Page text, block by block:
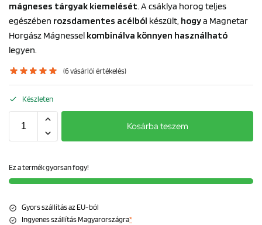
mágneses tárgyak kiemelését. A csáklya horog teljes
egészében rozsdamentes acélból készült, hogya Magnetar
Horgász Mágnessel kombinálva könnyen használható
legyen.
(6vásárlói értékelés)
Készleten
Kosárba teszem
Ez a termék gyorsan fogy!
Gyors szállítás az EU-ból
Ingyenes szállítás Magyarországra*